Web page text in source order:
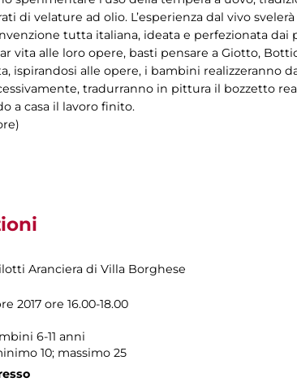
di velature ad olio. L’esperienza dal vivo
tutta italiana, ideata e perfezionata
vita alle loro opere, basti pensare a Giotto,
ispirandosi alle opere, i bambini realizzeranno
tradurranno in pittura il bozzetto
a casa il lavoro finito.
Aranciera di Villa Borghese
2017 ore 16.00-18.00
6-11 anni
10; massimo 25